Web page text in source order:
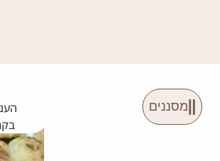
מסננים